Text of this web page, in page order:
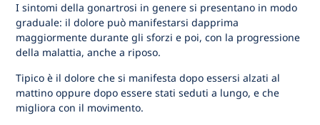
I sintomi della gonartrosi in genere si presentano in modo
graduale: il dolore può manifestarsi dapprima
maggiormente durante gli sforzi e poi, con la progressione
della malattia, anche a riposo.
Tipico è il dolore che si manifesta dopo essersi alzati al
mattino oppure dopo essere stati seduti a lungo, e che
migliora con il movimento.